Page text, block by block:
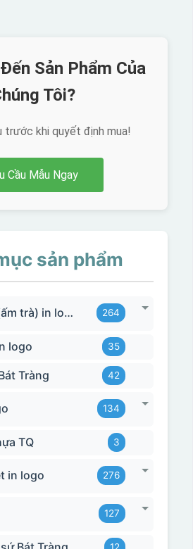
Sản Phẩm Của
Tôi?
trước khi quyết định mua!
Cầu Mẫu Ngay
sản phẩm
Bộ ấm chén (ấm trà) in logo 264
logo 35
Tràng 42
134
TQ 3
in logo 276
127
12